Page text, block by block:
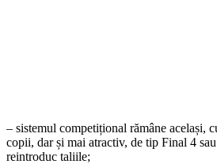
– sistemul competițional rămâne același,
copii, dar și mai atractiv, de tip Final 4
reintroduc taliile;